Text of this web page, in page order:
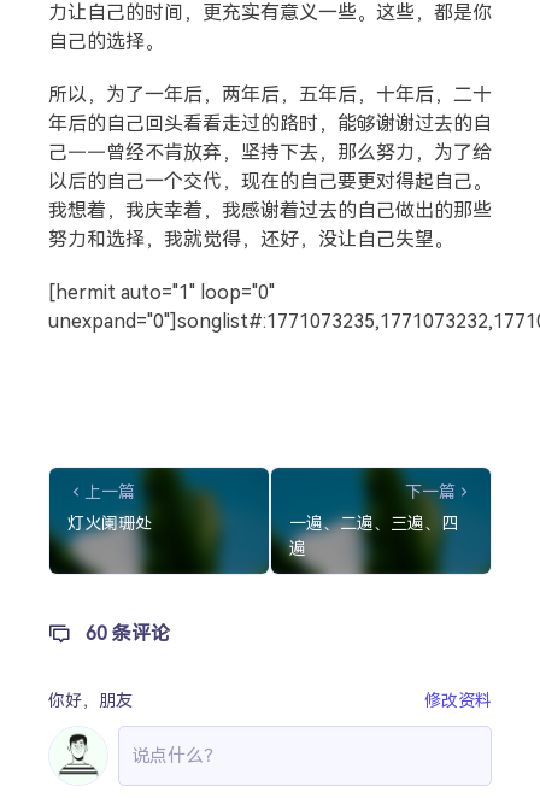
力让自己的时间，更充实有意义一些。这些，都是你
自己的选择。
所以，为了一年后，两年后，五年后，十年后，二十
年后的自己回头看看走过的路时，能够谢谢过去的自
己——曾经不肯放弃，坚持下去，那么努力，为了给
以后的自己一个交代，现在的自己要更对得起自己。
我想着，我庆幸着，我感谢着过去的自己做出的那些
努力和选择，我就觉得，还好，没让自己失望。
[hermit auto="1" loop="0"
上一篇
灯火阑珊处
下一篇
一遍、二遍、三遍、四
遍
60 条评论
你好， 朋友 修改资料